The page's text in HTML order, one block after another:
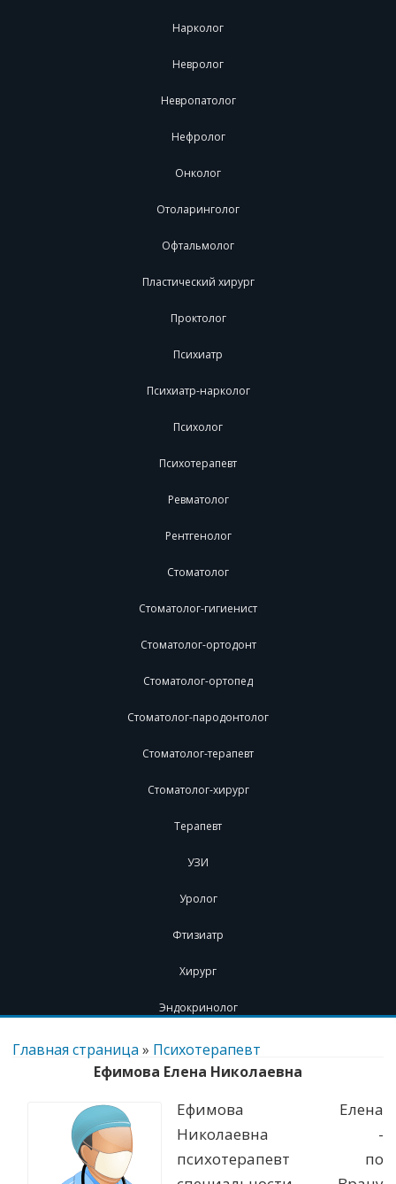
Нарколог
Невролог
Невропатолог
Нефролог
Онколог
Отоларинголог
Офтальмолог
Пластический хирург
Проктолог
Психиатр
Психиатр-нарколог
Психолог
Психотерапевт
Ревматолог
Рентгенолог
Стоматолог
Стоматолог-гигиенист
Стоматолог-ортодонт
Стоматолог-ортопед
Стоматолог-пародонтолог
Стоматолог-терапевт
Стоматолог-хирург
Терапевт
УЗИ
Уролог
Фтизиатр
Хирург
Эндокринолог
Перейти
содержимому
Главная страница » Психотерапевт
Ефимова Елена Николаевна
Ефимова Елена
Николаевна -
психотерапевт по